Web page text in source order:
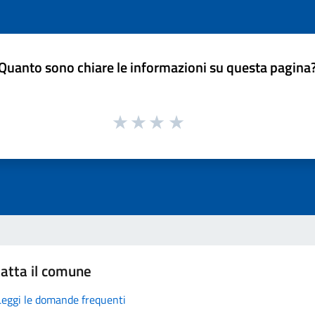
sono chiare le informazioni su questa
il comune
le domande frequenti